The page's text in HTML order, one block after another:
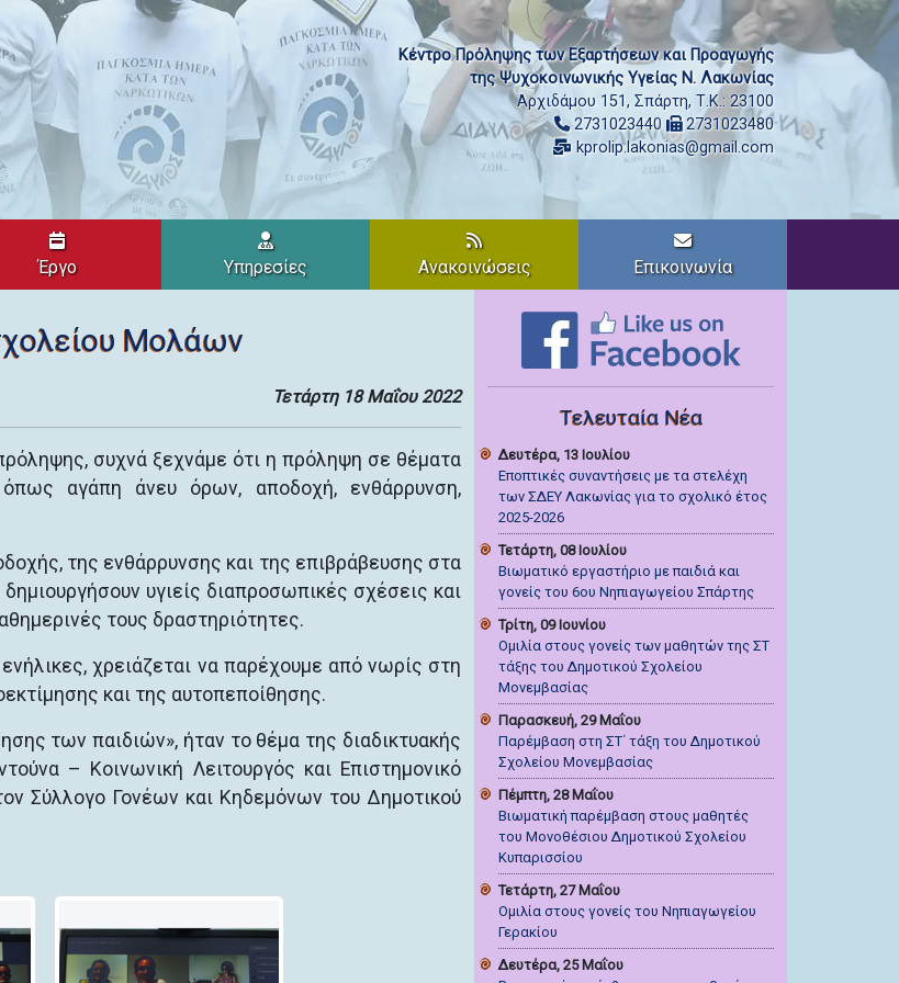
Κέντρο Πρόληψης των Εξαρτήσεων και Προαγωγής
της Ψυχοκοινωνικής Υγείας Ν. Λακωνίας
Αρχιδάμου 151, Σπάρτη, Τ.Κ.: 23100
2731023440
2731023480
kprolip.lakonias@gmail.com
Έργο Υπηρεσίες Ανακοινώσεις Επικοινωνία
Μολάων
Τετάρτη 18 Μαΐου 2022
συχνά ξεχνάμε ότι η πρόληψη σε θέματα
αγάπη άνευ όρων, αποδοχή, ενθάρρυνση,
της ενθάρρυνσης και της επιβράβευσης στα
υγιείς διαπροσωπικές σχέσεις και
τους δραστηριότητες.
χρειάζεται να παρέχουμε από νωρίς στη
και της αυτοπεποίθησης.
των παιδιών», ήταν το θέμα της διαδικτυακής
– Κοινωνική Λειτουργός και Επιστημονικό
Σύλλογο Γονέων και Κηδεμόνων του Δημοτικού
Τελευταία Νέα
Δευτέρα, 13 Ιουλίου
Εποπτικές συναντήσεις με τα στελέχη
των ΣΔΕΥ Λακωνίας για το σχολικό έτος
2025-2026
Τετάρτη, 08 Ιουλίου
Βιωματικό εργαστήριο με παιδιά και
γονείς του 6ου Νηπιαγωγείου Σπάρτης
Τρίτη, 09 Ιουνίου
Ομιλία στους γονείς των μαθητών της ΣΤ
τάξης του Δημοτικού Σχολείου
Μονεμβασίας
Παρασκευή, 29 Μαΐου
Παρέμβαση στη ΣΤ΄ τάξη του Δημοτικού
Σχολείου Μονεμβασίας
Πέμπτη, 28 Μαΐου
Βιωματική παρέμβαση στους μαθητές
του Μονοθέσιου Δημοτικού Σχολείου
Κυπαρισσίου
Τετάρτη, 27 Μαΐου
Ομιλία στους γονείς του Νηπιαγωγείου
Γερακίου
Δευτέρα, 25 Μαΐου